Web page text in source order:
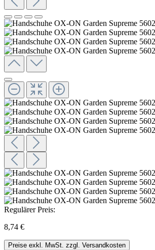
Regulärer Preis:
8,74 €
Preise exkl. MwSt. zzgl. Versandkosten